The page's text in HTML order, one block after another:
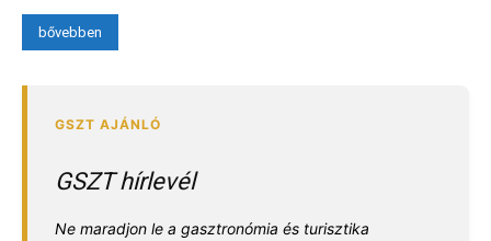
bővebben
GSZT hírlevél
Ne maradjon le a gasztronómia és turisztika